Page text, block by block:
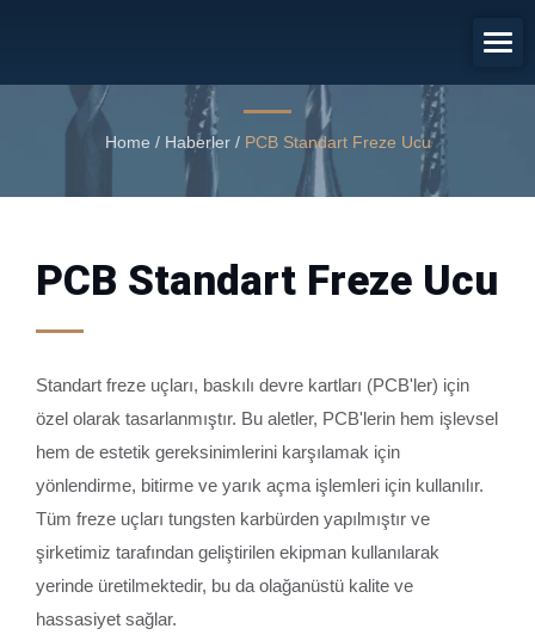
Home / Haberler / PCB Standart Freze Ucu
PCB Standart Freze Ucu
Standart freze uçları, baskılı devre kartları (PCB'ler) için
özel olarak tasarlanmıştır. Bu aletler, PCB'lerin hem işlevsel
hem de estetik gereksinimlerini karşılamak için
yönlendirme, bitirme ve yarık açma işlemleri için kullanılır.
Tüm freze uçları tungsten karbürden yapılmıştır ve
şirketimiz tarafından geliştirilen ekipman kullanılarak
yerinde üretilmektedir, bu da olağanüstü kalite ve
hassasiyet sağlar.